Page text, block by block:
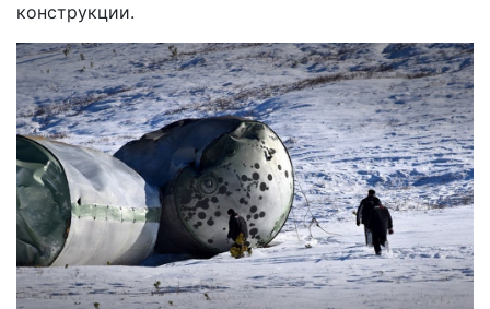
конструкции.